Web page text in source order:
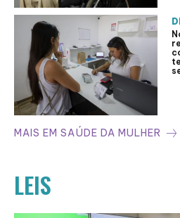
MAIS EM SAÚDE DA MULHER
LEIS